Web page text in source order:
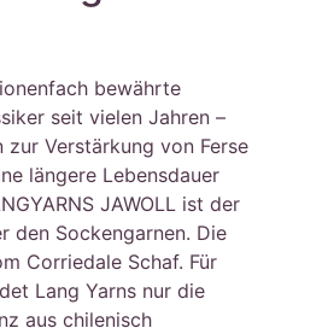
bewährte
seit vielen Jahren –
zur Verstärkung von Ferse
längere Lebensdauer
JAWOLL ist der
den Sockengarnen. Die
Corriedale Schaf. Für
Lang Yarns nur die
aus chilenisch